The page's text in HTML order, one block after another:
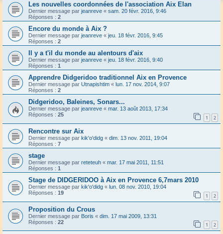
Les nouvelles coordonnées de l'association Aix Elan
Dernier message par jeanreve « sam. 20 févr. 2016, 9:46
Réponses : 2
Encore du monde à Aix ?
Dernier message par jeanreve « jeu. 18 févr. 2016, 9:45
Réponses : 2
Il y a t'il du monde au alentours d'aix
Dernier message par jeanreve « jeu. 18 févr. 2016, 9:40
Réponses : 1
Apprendre Didgeridoo traditionnel Aix en Provence
Dernier message par Utnapishtim « lun. 17 nov. 2014, 9:07
Réponses : 2
Didgeridoo, Baleines, Sonars...
Dernier message par jeanreve « mar. 13 août 2013, 17:34
Réponses : 25 1 2
Rencontre sur Aix
Dernier message par kik'o'didg « dim. 13 nov. 2011, 19:04
Réponses : 7
stage
Dernier message par reteteuh « mar. 17 mai 2011, 11:51
Réponses : 1
Stage de DIDGERIDOO à Aix en Provence 6,7mars 2010
Dernier message par kik'o'didg « lun. 08 nov. 2010, 19:04
Réponses : 19 1 2
Proposition du Crous
Dernier message par Boris « dim. 17 mai 2009, 13:31
Réponses : 22 1 2